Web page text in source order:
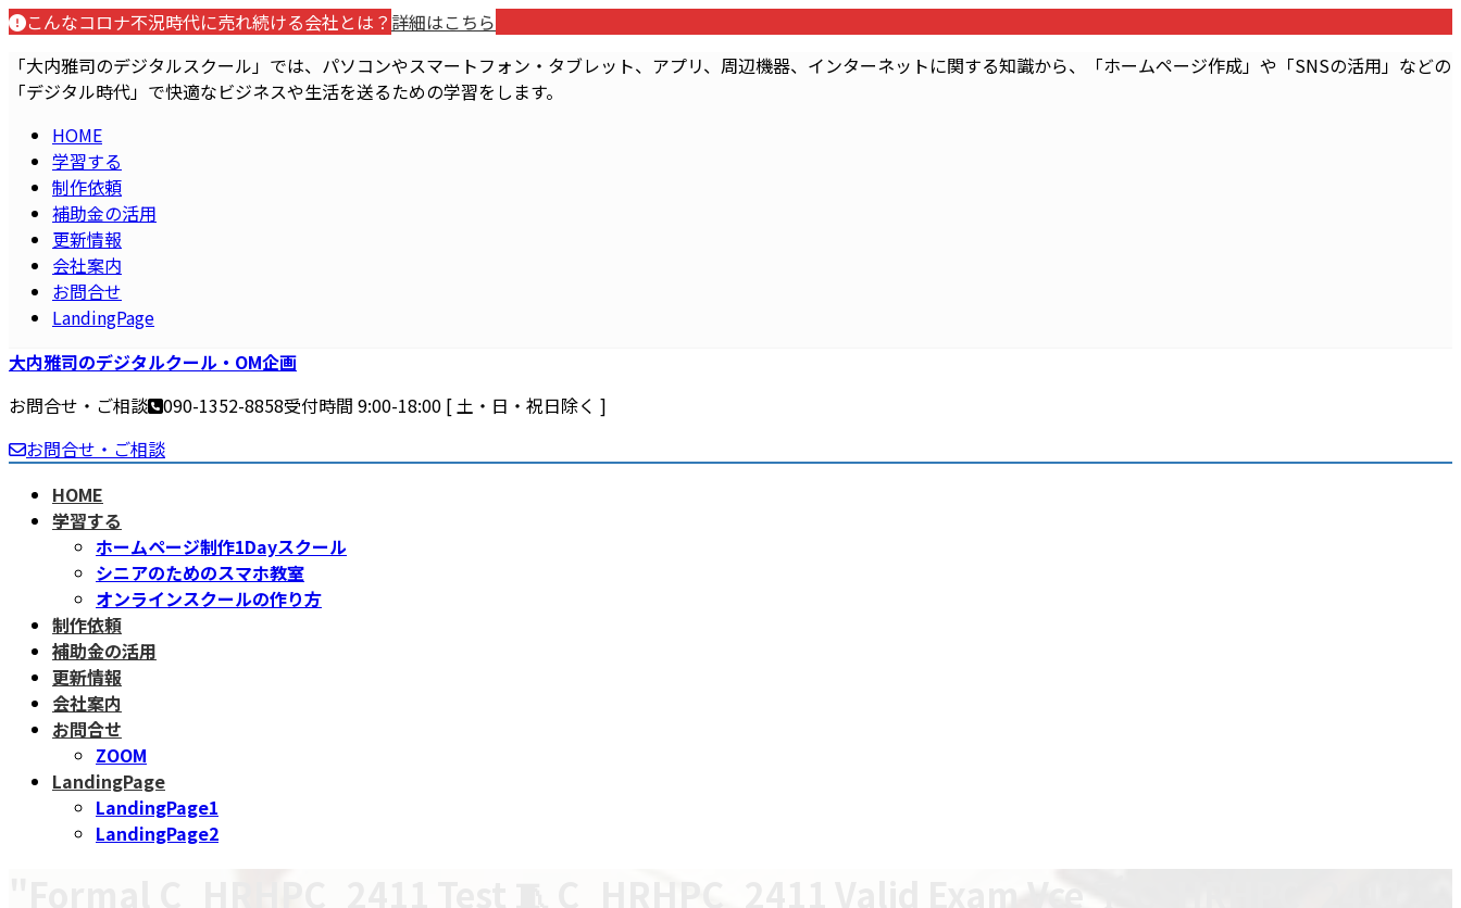
コ
テ
ン
ナ
ゲ
ー
こんなコロナ不況時代に売れ続ける会社とは？ 詳細はこちら
「大内雅司のデジタルスクール」では、パソコンやスマートフォン・タブレット、アプリ、周辺機器、インターネットに関する知識から、「ホームページ作成」や「SNSの活用」などの
「デジタル時代」で快適なビジネスや生活を送るための学習をします。
HOME
学習する
制作依頼
補助金の活用
更新情報
会社案内
お問合せ
LandingPage
大内雅司のデジタルクール・OM企画
お問合せ・ご相談 090-1352-8858受付時間 9:00-18:00 [ 土・日・祝日除く ]
お問合せ・ご相談
HOME
学習する
ホームページ制作1Dayスクール
シニアのためのスマホ教室
オンラインスクールの作り方
制作依頼
補助金の活用
更新情報
会社案内
お問合せ
ZOOM
LandingPage
LandingPage1
LandingPage2